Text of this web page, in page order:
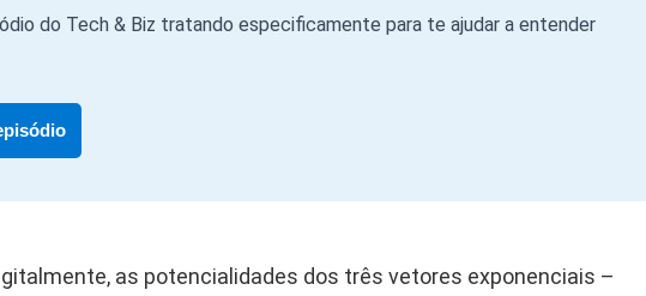
do Tech & Biz tratando especificamente para te ajudar a entender
as potencialidades dos três vetores exponenciais –